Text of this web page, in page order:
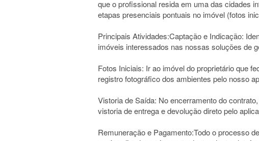
que o profissional resida em uma das cidades
etapas presenciais pontuais no imóvel (fotos
Principais Atividades:Captação e Indicação:
imóveis interessados nas nossas soluções de
Fotos Iniciais: Ir ao imóvel do proprietário que
registro fotográfico dos ambientes pelo nosso
Vistoria de Saída: No encerramento do
vistoria de entrega e devolução direto pelo
Remuneração e Pagamento:Todo o processo